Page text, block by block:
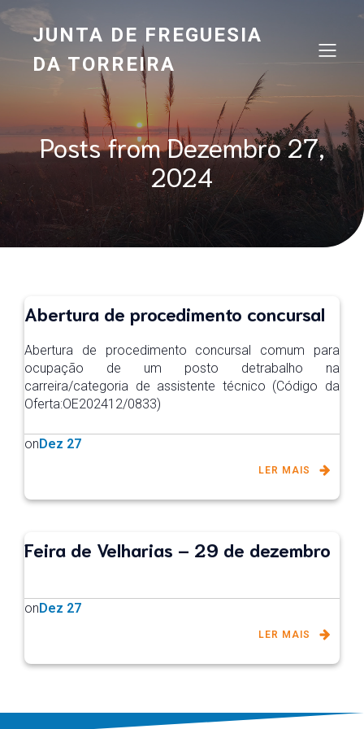
JUNTA DE FREGUESIA
DA TORREIRA
Posts from Dezembro 27,
2024
Abertura de procedimento concursal
Abertura de procedimento concursal comum para
ocupação de um posto detrabalho na
carreira/categoria de assistente técnico (Código da
Oferta:OE202412/0833)
onDez 27
LER MAIS
Feira de Velharias – 29 de dezembro
onDez 27
LER MAIS